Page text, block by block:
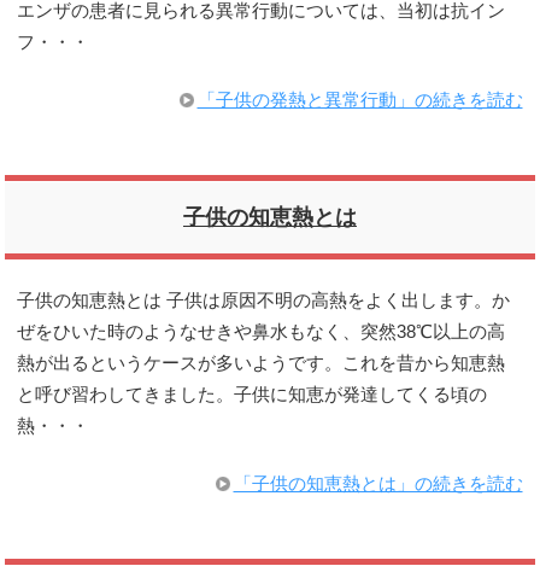
エンザの患者に見られる異常行動については、当初は抗イン
フ・・・
「子供の発熱と異常行動」の続きを読む
子供の知恵熱とは
子供の知恵熱とは 子供は原因不明の高熱をよく出します。か
ぜをひいた時のようなせきや鼻水もなく、突然38℃以上の高
熱が出るというケースが多いようです。これを昔から知恵熱
と呼び習わしてきました。子供に知恵が発達してくる頃の
熱・・・
「子供の知恵熱とは」の続きを読む